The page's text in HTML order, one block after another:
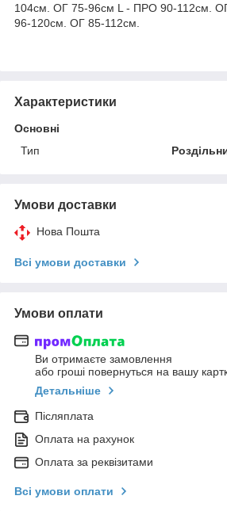
104см. ОГ 75-96см L - ПРО 90-112см.
96-120см. ОГ 85-112см.
Характеристики
Основні
Тип
Умови доставки
Нова Пошта
Всі умови доставки
Умови оплати
Ви отримаєте замовлення
або гроші повернуться на вашу
Детальніше
Післяплата
Оплата на рахунок
Оплата за реквізитами
Всі умови оплати